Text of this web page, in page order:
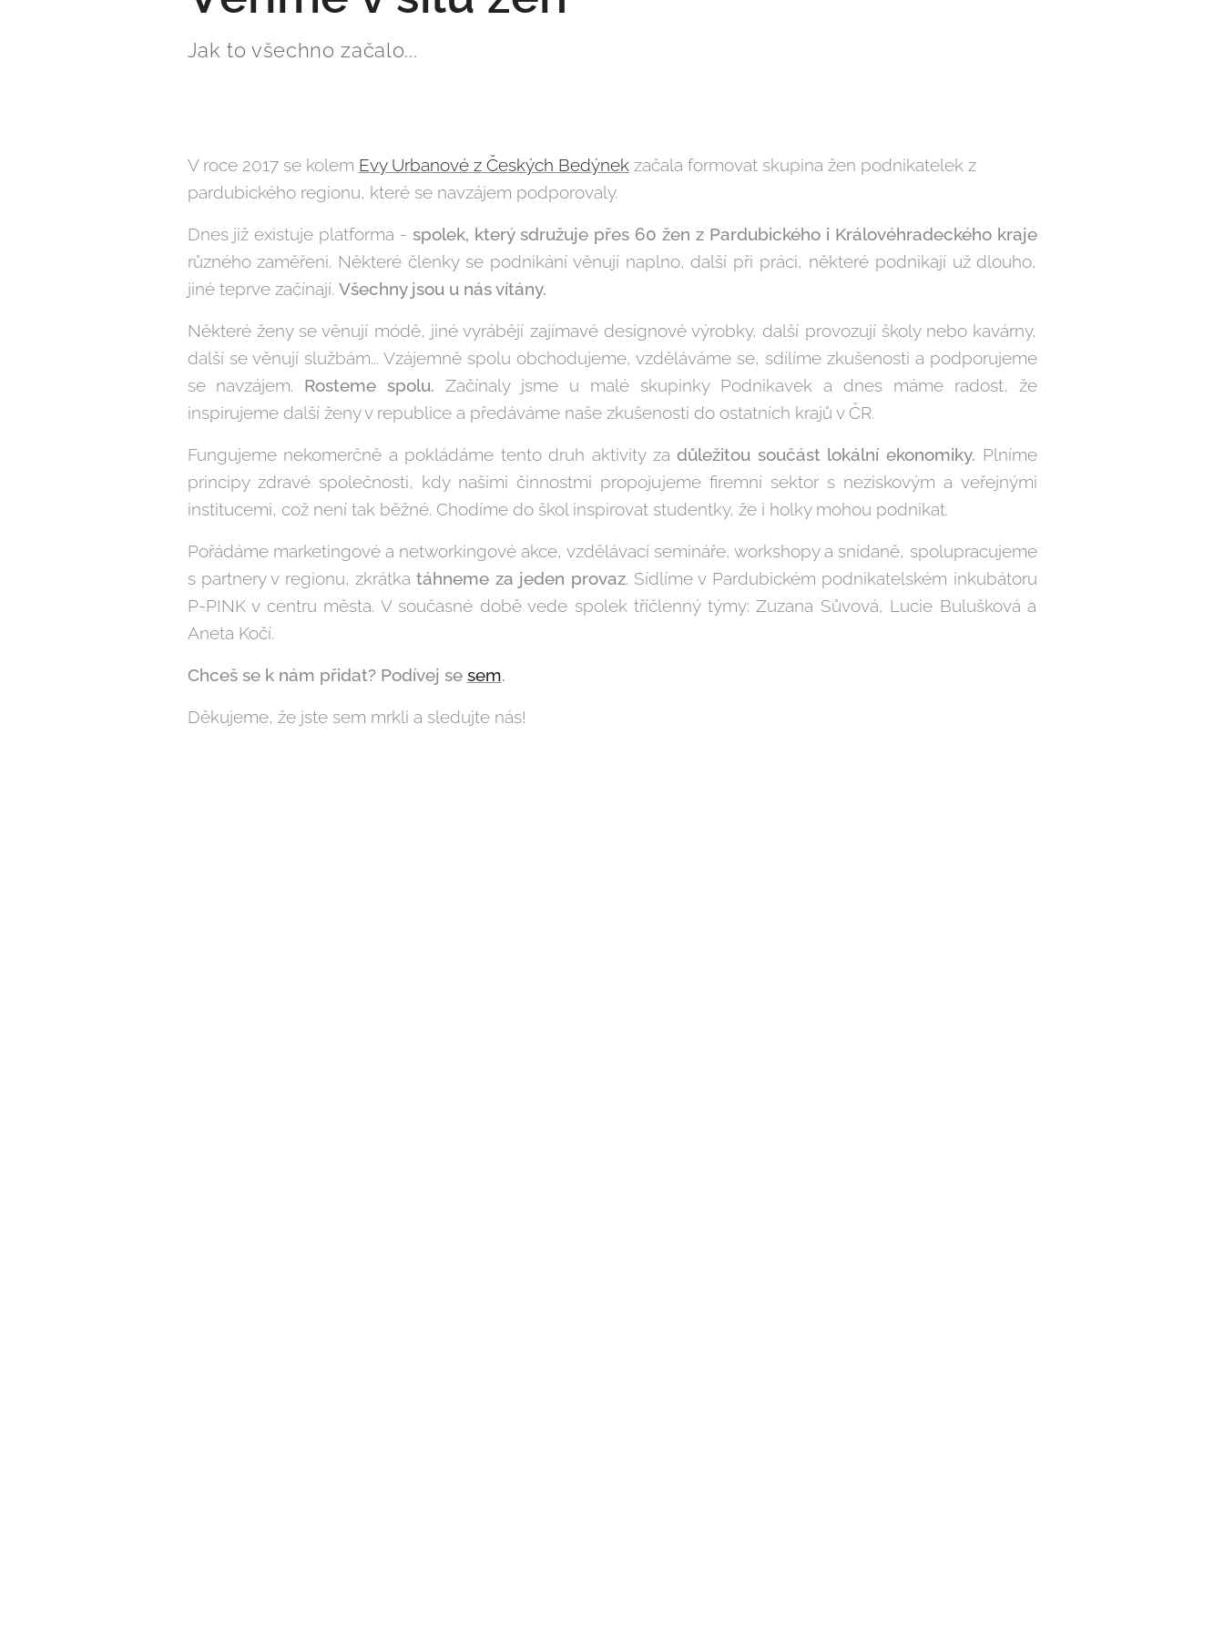
Jak to všechno začalo...
V roce 2017 se kolem Evy Urbanové z Českých Bedýnekzačala formovat skupina žen podnikatelek z
pardubického regionu, které se navzájem podporovaly.
Dnes již existuje platforma -spolek, který sdružuje přes 60 žen z Pardubického i Královéhradeckého kraje
různého zaměřeni. Některé členky se podnikání věnují naplno, další při práci, některé podnikají už dlouho,
jiné teprve začínají. Všechny jsou u nás vítány.
Některé ženy se věnují módě, jiné vyrábějí zajímavé designové výrobky, další provozují školy nebo kavárny,
další se věnují službám... Vzájemně spolu obchodujeme, vzděláváme se, sdílíme zkušenosti a podporujeme
se navzájem. Rosteme spolu. Začínaly jsme u malé skupinky Podnikavek a dnes máme radost, že
inspirujeme další ženy v republice a předáváme naše zkušenosti do ostatních krajů v ČR.
Fungujeme nekomerčně a pokládáme tento druh aktivity za důležitou součást lokální ekonomiky. Plníme
principy zdravé společnosti, kdy našimi činnostmi propojujeme firemní sektor s neziskovým a veřejnými
institucemi, což není tak běžné. Chodíme do škol inspirovat studentky, že i holky mohou podnikat.
Pořádáme marketingové a networkingové akce, vzdělávací semináře, workshopy a snídaně, spolupracujeme
s partnery v regionu, zkrátkatáhneme za jeden provaz. Sídlíme v Pardubickém podnikatelském inkubátoru
P-PINK v centru města. V současné době vede spolek tříčlenný týmy: Zuzana Sůvová, Lucie Bulušková a
Aneta Kočí.
Chceš se k nám přidat? Podívej se sem.
Děkujeme, že jste sem mrkli a sledujte nás!